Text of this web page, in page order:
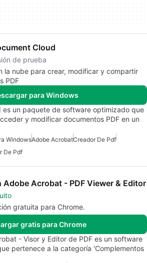
Cloud
de prueba
la nube para crear, modificar y compartir
PDF
para Windows
es un paquete de software optimizado que
y modificar documentos PDF en un
WindowsAdobe AcrobatCreador De Pdf
De Pdf
Adobe Acrobat - PDF Viewer & Editor
gratuita para Chrome.
gratis para Chrome
- Visor y Editor de PDF es un software
pertenece a la categoría 'Complementos